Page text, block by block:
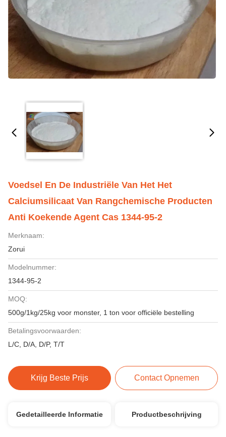
Voedsel En De Industriële Van Het Het
Calciumsilicaat Van Rangchemische Producten
Anti Koekende Agent Cas 1344-95-2
Merknaam:
Zorui
Modelnummer:
1344-95-2
MOQ:
500g/1kg/25kg voor monster, 1 ton voor officiële bestelling
Betalingsvoorwaarden:
L/C, D/A, D/P, T/T
Krijg Beste Prijs Contact Opnemen
Gedetailleerde Informatie Productbeschrijving